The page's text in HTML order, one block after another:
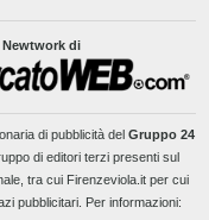
Newtwork di
di pubblicità del Gruppo 24
di editori terzi presenti sul
tra cui Firenzeviola.it per cui
pubblicitari. Per informazioni: